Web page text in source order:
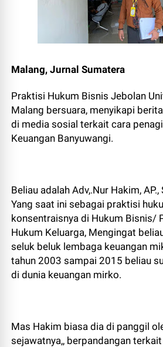
Malang, Jurnal Sumatera
Praktisi Hukum Bisnis Jebolan
Malang bersuara, menyikapi
di media sosial terkait cara
Keuangan Banyuwangi.
Beliau adalah Adv,.Nur Hakim, AP.,
Yang saat ini sebagai praktisi
konsentraisnya di Hukum Bisnis/
Hukum Keluarga, Mengingat
seluk beluk lembaga keuangan
tahun 2003 sampai 2015 beliau
di dunia keuangan mirko.
Mas Hakim biasa dia di panggil
sejawatnya,, berpandangan